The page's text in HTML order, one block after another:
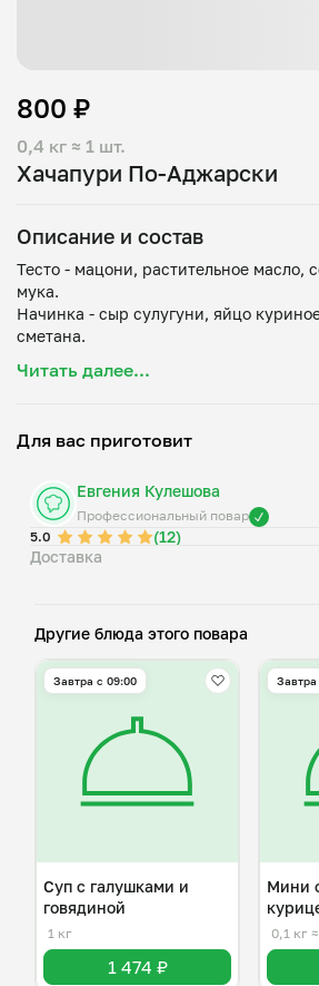
Хачапури По-Аджарски
0,4 кг ≈ 1 шт.
800 ₽
Описание и состав
Тесто - мацони, растительное масло,
мука.
Начинка - сыр сулугуни, яйцо
сметана.
Хачапури по-аджарски — это одно из
сыром, сырым яичным желтком и
Грузии, и его форма, по одной из
корабль под солнцем (желток), что
Читать далее...
Для вас приготовит
Евгения Кулешова
Профессиональный повар
5.0
(12)
Доставка
Другие блюда этого повара
Завтра c 09:00
Суп с галушками и
говядиной
1 кг
1 474 ₽
Мини
0,1 кг